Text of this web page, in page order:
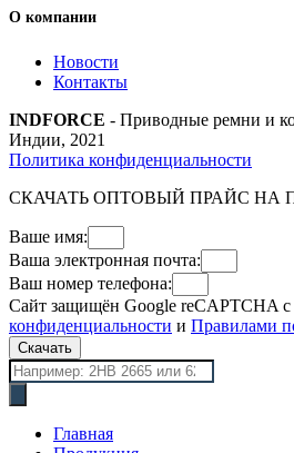
О компании
Новости
Контакты
INDFORCE - Приводные ремни и
Индии, 2021
Политика конфиденциальности
СКАЧАТЬ ОПТОВЫЙ ПРАЙС НА
Ваше имя:
Ваша электронная почта:
Ваш номер телефона:
Сайт защищён Google reCAPTCHA
конфиденциальности и Правилами
Скачать
Поиск
товаров
Главная